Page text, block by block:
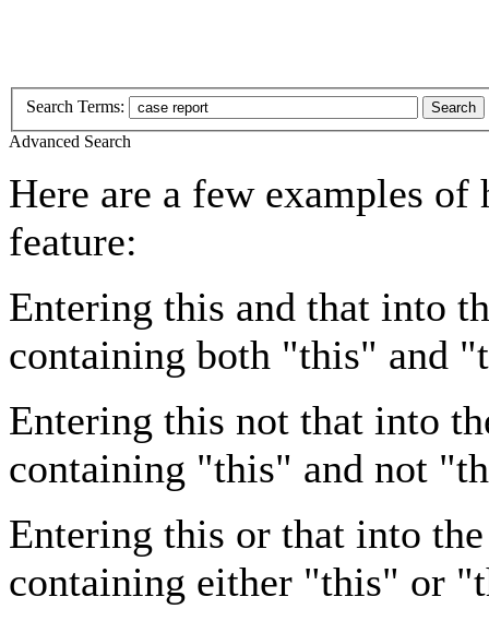
Search Terms: Search
Advanced Search
Here are a few examples of
feature:
Entering this and that into
containing both "this" and
Entering this not that into
containing "this" and not
Entering this or that into
containing either "this" or